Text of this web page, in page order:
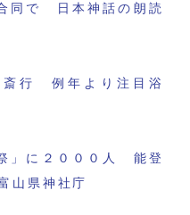
同で 日本神話の朗読
斎行 例年より注目浴
」に２０００人 能登
山県神社庁